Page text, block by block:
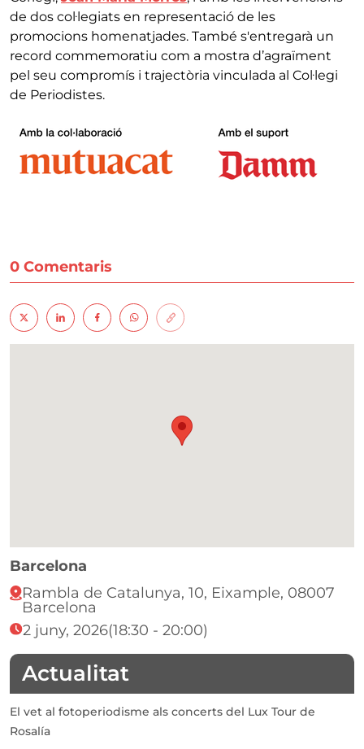
de dos col·legiats en representació de les
promocions homenatjades. També s'entregarà un
record commemoratiu com a mostra d’agraïment
pel seu compromís i trajectòria vinculada al Col·legi
de Periodistes.
0 Comentaris
Barcelona
Rambla de Catalunya, 10, Eixample, 08007
Barcelona
2 juny, 2026(18:30 - 20:00)
Actualitat
El vet al fotoperiodisme als concerts del Lux Tour de
Rosalía